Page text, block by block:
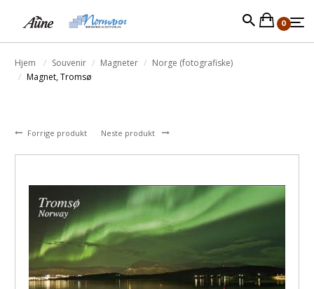
0
Hjem Souvenir Magneter
Norge (fotografiske)
Magnet, Tromsø
Forrige produkt Neste produkt